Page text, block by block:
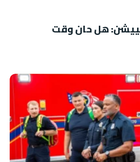
هل حان وقت